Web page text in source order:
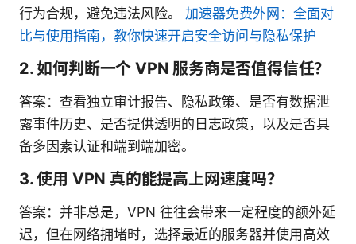
行为合规，避免违法风险。 加速器免费外网：全面对
比与使用指南，教你快速开启安全访问与隐私保护
2. 如何判断一个 VPN 服务商是否值得信任？
答案：查看独立审计报告、隐私政策、是否有数据泄
露事件历史、是否提供透明的日志政策，以及是否具
备多因素认证和端到端加密。
3. 使用 VPN 真的能提高上网速度吗？
答案：并非总是，VPN 往往会带来一定程度的额外延
迟，但在网络拥堵时，选择最近的服务器并使用高效